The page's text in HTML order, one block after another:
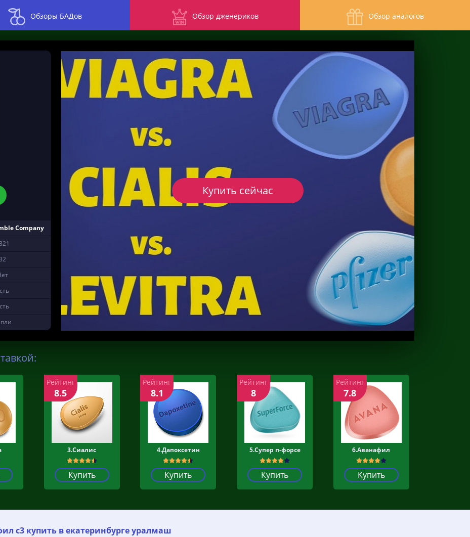
Обзоры БАДов Обзор дженериков Обзор аналогов
Company
Купить сейчас
3.Сиалис
Купить
Рейтинг
8.5
4.Дапоксетин
Купить
Рейтинг
8.1
5.Супер п-форсе
Купить
Рейтинг
8
6.Аванафил
Купить
Рейтинг
7.8
с3 купить в екатеринбурге уралмаш